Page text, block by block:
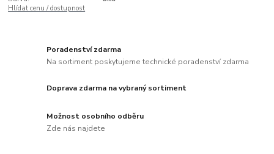
Hlídat cenu / dostupnost
Poradenství zdarma
Na sortiment poskytujeme technické poradenství zdarma
Doprava zdarma na vybraný sortiment
Možnost osobního odběru
Zde nás najdete